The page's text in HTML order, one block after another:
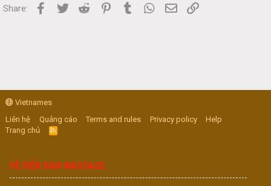
Share: Facebook
Twitter Reddit PinterestTumblr WhatsApp
Email
Vietnames
Liên hệ
Quảng cáo Terms and rules Privacy policy
Help
Trang chủ
R
S
VỀ DIỄN ĐÀN MASSAGE